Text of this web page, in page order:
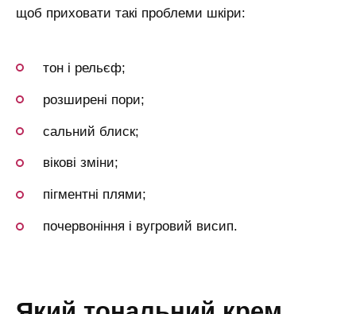
щоб приховати такі проблеми шкіри:
тон і рельєф;
розширені пори;
сальний блиск;
вікові зміни;
пігментні плями;
почервоніння і вугровий висип.